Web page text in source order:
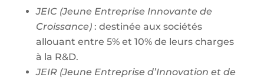
JEIC (Jeune Entreprise Innovante de
Croissance): destinée aux sociétés
allouant entre 5% et 10% de leurs charges
à la R&D.
JEIR (Jeune Entreprise d’Innovation et de